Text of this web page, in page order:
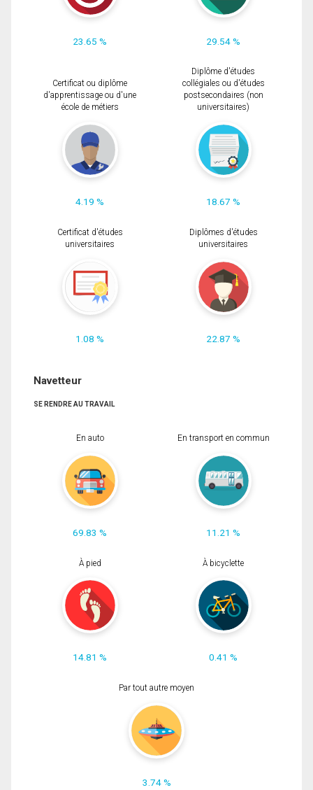
23.65 % 29.54 %
Certificat ou diplôme
d'apprentissage ou d'une
école de métiers
4.19 %
Diplôme d'études
collégiales ou d'études
postsecondaires (non
universitaires)
18.67 %
Certificat d'études
universitaires
1.08 %
Diplômes d'études
universitaires
22.87 %
Navetteur
SE RENDRE AU TRAVAIL
En auto
69.83 %
En transport en commun
11.21 %
À pied
14.81 %
À bicyclette
0.41 %
Par tout autre moyen
3.74 %